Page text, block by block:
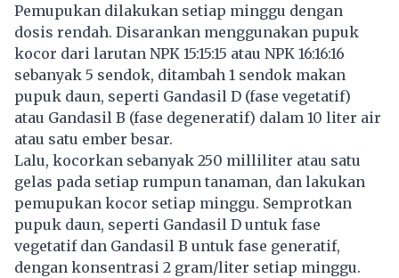
Pemupukan dilakukan setiap minggu dengan
dosis rendah. Disarankan menggunakan pupuk
kocor dari larutan NPK 15:15:15 atau NPK 16:16:16
sebanyak 5 sendok, ditambah 1 sendok makan
pupuk daun, seperti Gandasil D (fase vegetatif)
atau Gandasil B (fase degeneratif) dalam 10 liter air
atau satu ember besar.
Lalu, kocorkan sebanyak 250 milliliter atau satu
gelas pada setiap rumpun tanaman, dan lakukan
pemupukan kocor setiap minggu. Semprotkan
pupuk daun, seperti Gandasil D untuk fase
vegetatif dan Gandasil B untuk fase generatif,
dengan konsentrasi 2 gram/liter setiap minggu.